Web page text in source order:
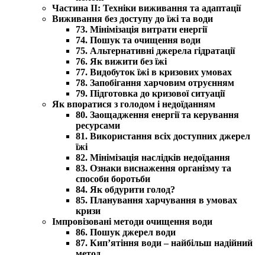
Частина II: Техніки виживання та адаптації
Виживання без доступу до їжі та води
73. Мінімізація витрати енергії
74. Пошук та очищення води
75. Альтернативні джерела гідратації
76. Як вижити без їжі
77. Видобуток їжі в кризових умовах
78. Запобігання харчовим отруєнням
79. Підготовка до кризової ситуації
Як впоратися з голодом і недоїданням
80. Заощадження енергії та керування
ресурсами
81. Використання всіх доступних джерел
їжі
82. Мінімізація наслідків недоїдання
83. Ознаки виснаження організму та
способи боротьби
84. Як обдурити голод?
85. Планування харчування в умовах
кризи
Імпровізовані методи очищення води
86. Пошук джерел води
87. Кип’ятіння води – найбільш надійний